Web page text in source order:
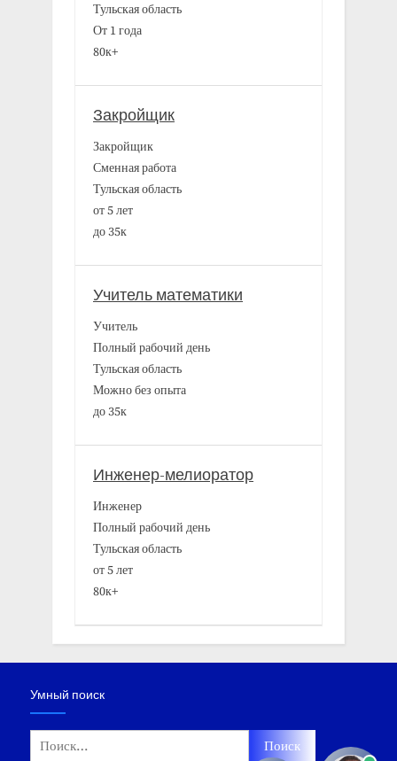
Тульская область
От 1 года
80к+
Закройщик
Закройщик
Сменная работа
Тульская область
от 5 лет
до 35к
Учитель математики
Учитель
Полный рабочий день
Тульская область
Можно без опыта
до 35к
Инженер-мелиоратор
Инженер
Полный рабочий день
Тульская область
от 5 лет
80к+
Умный поиск
Найти: